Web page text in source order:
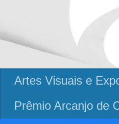
Artes Visuais e
Prêmio Arcanjo de